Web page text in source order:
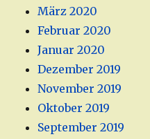
März 2020
Februar 2020
Januar 2020
Dezember 2019
November 2019
Oktober 2019
September 2019